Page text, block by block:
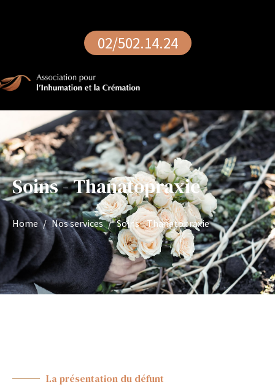
02/502.14.24
Soins - Thanatopraxie
Home Nos services Soins - Thanatopraxie
La présentation du défunt